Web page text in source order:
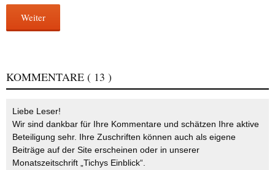
Weiter
KOMMENTARE ( 13 )
Liebe Leser!
Wir sind dankbar für Ihre Kommentare und schätzen Ihre aktive
Beteiligung sehr. Ihre Zuschriften können auch als eigene
Beiträge auf der Site erscheinen oder in unserer
Monatszeitschrift „Tichys Einblick“.